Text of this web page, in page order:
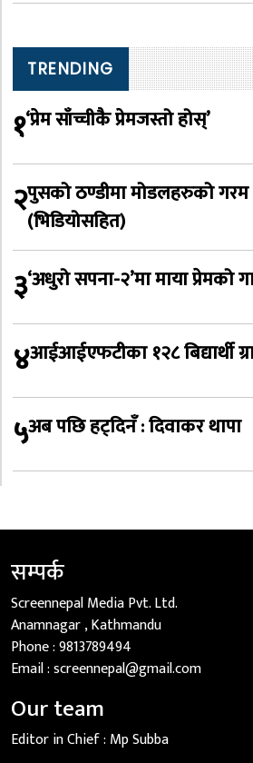
TRENDING
१‘प्रेम साँच्चीकै प्रेमजस्तो होस्’
२पुसको ठण्डीमा मोडलहरुको गरम
(भिडियोसहित)
३‘अधुरो सपना-२’मा माया प्रेमको
४आईआईएफटीका १२८ बिद्यार्थी
५अब पछि हट्दिनँ : दिवाकर थापा
सम्पर्क
Screennepal Media Pvt. Ltd.
Anamnagar , Kathmandu
Phone :9813789494
Email :screennepal@gmail.com
Our team
Editor in Chief : Mp Subba